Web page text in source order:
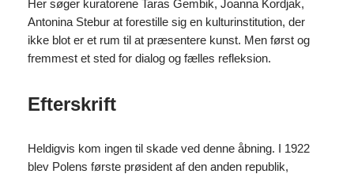
Her søger kuratorene Taras Gembik, Joanna Kordjak,
Antonina Stebur at forestille sig en kulturinstitution, der
ikke blot er et rum til at præsentere kunst. Men først og
fremmest et sted for dialog og fælles refleksion.
Efterskrift
Heldigvis kom ingen til skade ved denne åbning. I 1922
blev Polens første prøsident af den anden republik,